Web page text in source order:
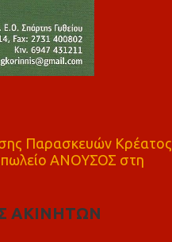
Παρασκευών Κρέατος
ΑΝΟΥΣΟΣ στη
ΑΚΙΝΗΤΩΝ